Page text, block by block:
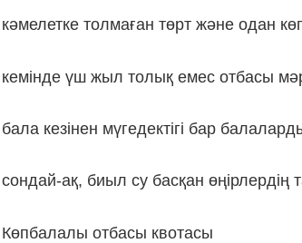
кәмелетке толмаған төрт және одан
кемінде үш жыл толық емес отбасы
бала кезінен мүгедектігі бар
сондай-ақ, биыл су басқан өңірлердің
Көпбалалы отбасы квотасы